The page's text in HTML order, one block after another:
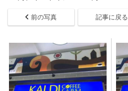
前の写真 記事に戻る